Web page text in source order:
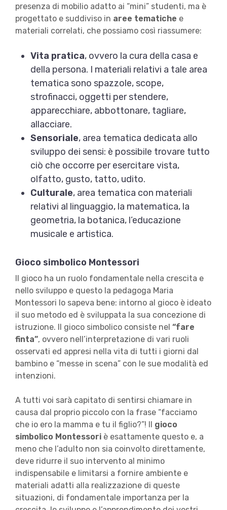
presenza di mobilio adatto ai “mini” studenti, ma è
progettato e suddiviso in aree tematiche e
materiali correlati, che possiamo così riassumere:
Vita pratica, ovvero la cura della casa e
della persona. I materiali relativi a tale area
tematica sono spazzole, scope,
strofinacci, oggetti per stendere,
apparecchiare, abbottonare, tagliare,
allacciare.
Sensoriale, area tematica dedicata allo
sviluppo dei sensi: è possibile trovare tutto
ciò che occorre per esercitare vista,
olfatto, gusto, tatto, udito.
Culturale, area tematica con materiali
relativi al linguaggio, la matematica, la
geometria, la botanica, l’educazione
musicale e artistica.
Gioco simbolico Montessori
Il gioco ha un ruolo fondamentale nella crescita e
nello sviluppo e questo la pedagoga Maria
Montessori lo sapeva bene: intorno al gioco è ideato
il suo metodo ed è sviluppata la sua concezione di
istruzione. Il gioco simbolico consiste nel “fare
finta”, ovvero nell’interpretazione di vari ruoli
osservati ed appresi nella vita di tutti i giorni dal
bambino e “messe in scena” con le sue modalità ed
intenzioni.
A tutti voi sarà capitato di sentirsi chiamare in
causa dal proprio piccolo con la frase “facciamo
che io ero la mamma e tu il figlio?”! Il gioco
simbolico Montessoriè esattamente questo e, a
meno che l’adulto non sia coinvolto direttamente,
deve ridurre il suo intervento al minimo
indispensabile e limitarsi a fornire ambiente e
materiali adatti alla realizzazione di queste
situazioni, di fondamentale importanza per la